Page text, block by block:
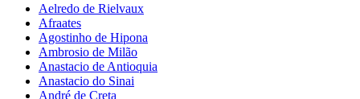
Aelredo de Rielvaux
Afraates
Agostinho de Hipona
Ambrosio de Milão
Anastacio de Antioquia
Anastacio do Sinai
André de Creta